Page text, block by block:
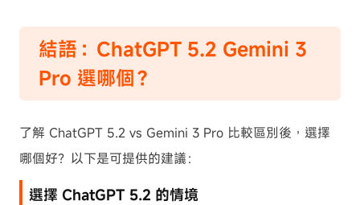
結語：ChatGPT 5.2 Gemini 3
Pro 選哪個？
了解 ChatGPT 5.2 vs Gemini 3 Pro 比較區別後，選擇
哪個好？以下是可提供的建議：
選擇 ChatGPT 5.2 的情境